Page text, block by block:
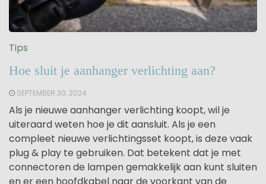
Tips
Hoe sluit je aanhanger verlichting aan?
SEPTEMBER 30, 2024
Als je nieuwe aanhanger verlichting koopt, wil je
uiteraard weten hoe je dit aansluit. Als je een
compleet nieuwe verlichtingsset koopt, is deze vaak
plug & play te gebruiken. Dat betekent dat je met
connectoren de lampen gemakkelijk aan kunt sluiten